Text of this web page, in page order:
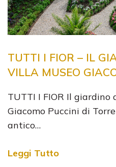
TUTTI I FIOR – IL
VILLA MUSEO
TUTTI I FIOR Il giardino
Giacomo Puccini di
antico…
Leggi Tutto